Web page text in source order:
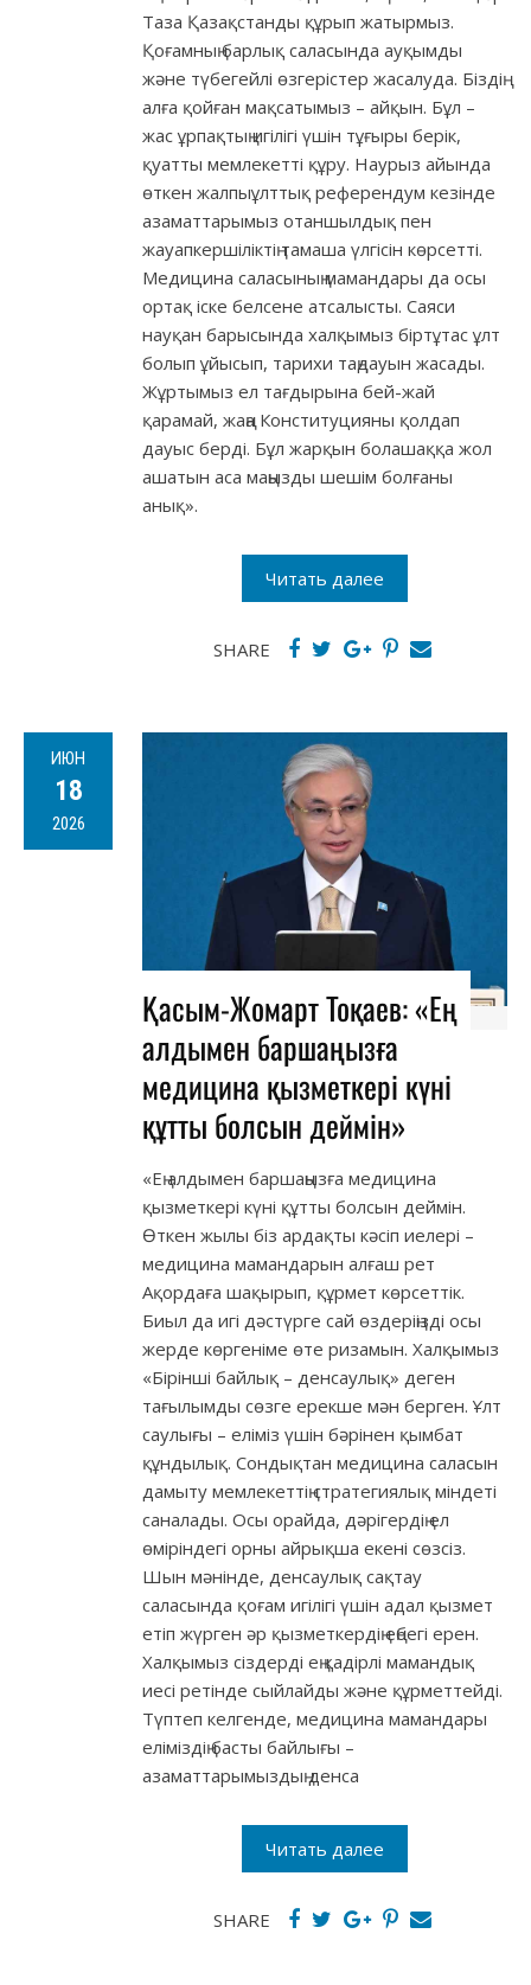
Таза Қазақстанды құрып жатырмыз.
Қоғамның барлық саласында ауқымды
және түбегейлі өзгерістер жасалуда. Біздің
алға қойған мақсатымыз – айқын. Бұл –
жас ұрпақтың игілігі үшін тұғыры берік,
қуатты мемлекетті құру. Наурыз айында
өткен жалпыұлттық референдум кезінде
азаматтарымыз отаншылдық пен
жауапкершіліктің тамаша үлгісін көрсетті.
Медицина саласының мамандары да осы
ортақ іске белсене атсалысты. Саяси
науқан барысында халқымыз біртұтас ұлт
болып ұйысып, тарихи таңдауын жасады.
Жұртымыз ел тағдырына бей-жай
қарамай, жаңа Конституцияны қолдап
дауыс берді. Бұл жарқын болашаққа жол
ашатын аса маңызды шешім болғаны
анық».
Читать далее
SHARE
ИЮН
18
2026
️Қасым-Жомарт Тоқаев: «Ең
алдымен баршаңызға
медицина қызметкері күні
құтты болсын деймін»
«Ең алдымен баршаңызға медицина
қызметкері күні құтты болсын деймін.
Өткен жылы біз ардақты кәсіп иелері –
медицина мамандарын алғаш рет
Ақордаға шақырып, құрмет көрсеттік.
Биыл да игі дәстүрге сай өздеріңізді осы
жерде көргеніме өте ризамын. Халқымыз
«Бірінші байлық – денсаулық» деген
тағылымды сөзге ерекше мән берген. Ұлт
саулығы – еліміз үшін бәрінен қымбат
құндылық. Сондықтан медицина саласын
дамыту мемлекеттің стратегиялық міндеті
саналады. Осы орайда, дәрігердің ел
өміріндегі орны айрықша екені сөзсіз.
Шын мәнінде, денсаулық сақтау
саласында қоғам игілігі үшін адал қызмет
етіп жүрген әр қызметкердің еңбегі ерен.
Халқымыз сіздерді ең қадірлі мамандық
иесі ретінде сыйлайды және құрметтейді.
Түптеп келгенде, медицина мамандары
еліміздің басты байлығы –
азаматтарымыздың денса
Читать далее
SHARE